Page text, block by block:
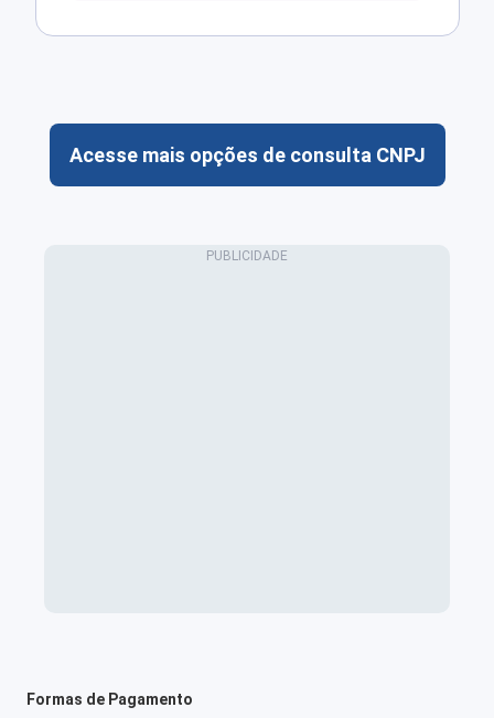
Acesse mais opções de consulta CNPJ
Formas de Pagamento